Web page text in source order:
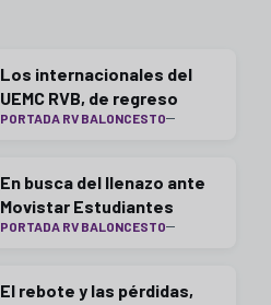
Los internacionales del
UEMC RVB, de regreso
PORTADA RV BALONCESTO
En busca del llenazo ante
Movistar Estudiantes
PORTADA RV BALONCESTO
El rebote y las pérdidas,